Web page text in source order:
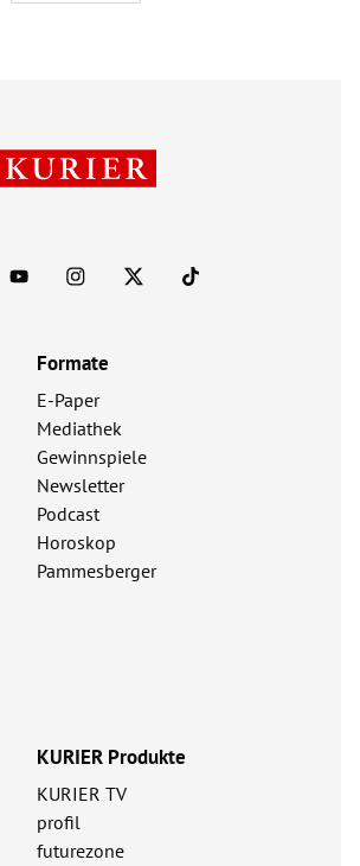
Formate
E-Paper
Mediathek
Gewinnspiele
Newsletter
Podcast
Horoskop
Pammesberger
KURIER Produkte
KURIER TV
profil
futurezone